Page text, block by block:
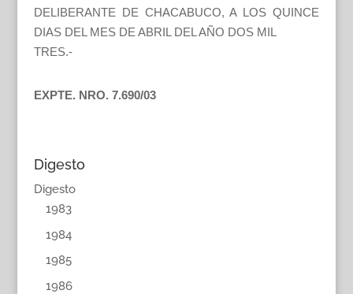
DELIBERANTE DE CHACABUCO, A LOS QUINCE
DIAS DEL MES DE ABRIL DEL AÑO DOS MIL
TRES.-
EXPTE. NRO. 7.690/03
Digesto
Digesto
1983
1984
1985
1986